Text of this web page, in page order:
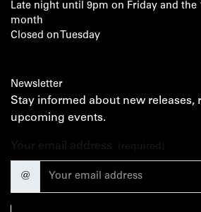
Late night until 9pm on Friday and the
month
Closed on Tuesday
Newsletter
Stay informed about new releases,
upcoming events.
Your email address (required)
@